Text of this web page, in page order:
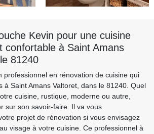
Kevin pour une cuisine
confortable à Saint Amans
81240
professionnel en rénovation de cuisine qui
à Saint Amans Valtoret, dans le 81240. Quel
cuisine, rustique, moderne ou autre,
sur son savoir-faire. Il va vous
projet de rénovation si vous envisagez
visage à votre cuisine. Ce professionnel à